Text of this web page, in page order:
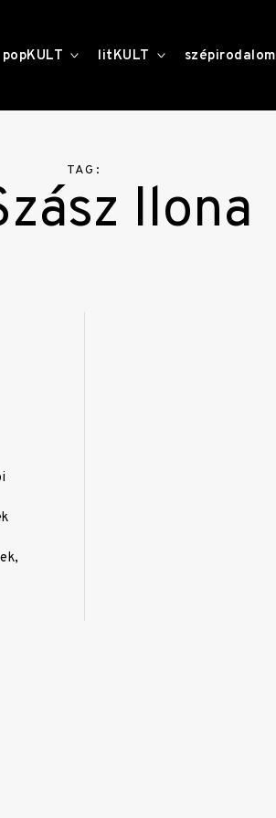
popKULT toggle
child
litKULT toggle
child
szépirodalom
TAG:
Ilona